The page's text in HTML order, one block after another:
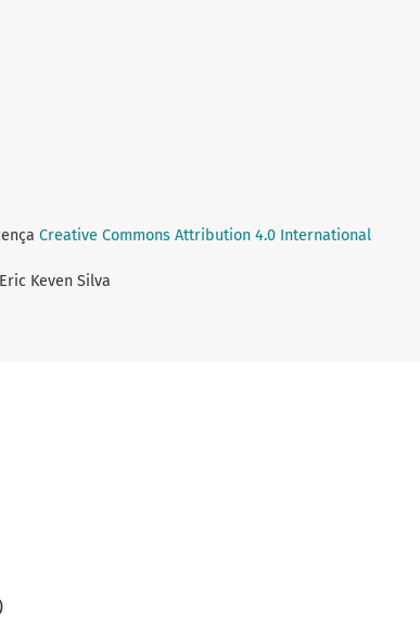
Creative Commons Attribution 4.0 International
Keven Silva